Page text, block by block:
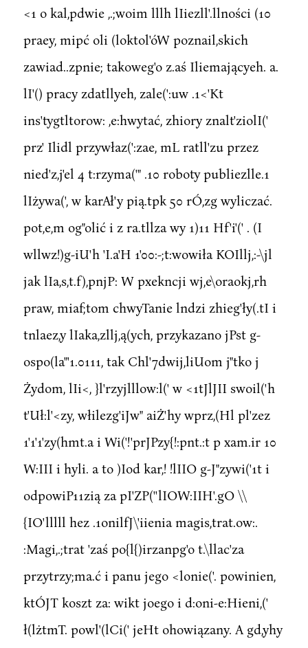
<1 o kal,pdwie ,.;woim lllh lIiezll'.llności (10
praey, mipć oli (loktol'óW poznail,skich
zawiad..zpnie; takoweg'o z.aś Iliemającyeh. a.
lI'() pracy zdatllyeh, zale(':uw .1<'Kt
ins'tygtltorow: ,e:hwytać, zhiory znalt'ziolI('
prz' Ilidl przywłaz(':zae, mL ratll'zu przez
nied'z,j'el 4 t:rzyma('" .10 roboty publiezlle.1
lIżywa(', w karAł'y pią.tpk 50 rÓ,zg wyliczać.
pot,e,m og"olić i z ra.tllza wy 1)11 Hf'i'(' . (I
wllwz!)g-iU'h 'I.a'H 1'00:-;t:wowiła KOIllj,:-\jl
jak lIa,s,t.f),pnjP: W pxekncji wj,e\oraokj,rh
praw, miaf;tom chwyTanie lndzi zhieg'ły(.tI i
tnlaez,y lIaka,zllj,ą(ych, przykazano jPst g-
ospo(la"'1.0111, tak Chl'7dwij,liUom j"tko j
Żydom, lIi<, }l'rzyjlllow:l(' w <1tJlJII swoil('h
t'Uł:l'<zy, włilezg'iJw" aiŻ'hy wprz,(Hl pl'zez
1'1'1'zy(hmt.a i Wi('!'prJPzy{!:pnt.:t p xam.ir 10
W:III i hyli. a to )Iod kar,! !lIIO g-J"zywi('1t i
odpowiP11zią za pI'ZP(''lIOW:IIH'.gO \\
{IO'lllll hez .1onilfJ\'iienia magis,trat.ow:.
:Magi,.;trat 'zaś po{l{)irzanpg'o t.\llac'za
przytrzy;ma.ć i panu jego <lonie('. powinien,
ktÓJT koszt za: wikt joego i d:oni-e:Hieni,('
ł(lżtmT. powl'(lCi(' jeHt ohowiązany. A gd,yhy